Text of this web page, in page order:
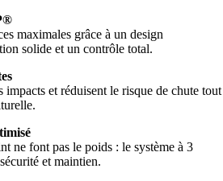
maximales grâce à un design
solide et un contrôle total.
et réduisent le risque de chute tout
ne font pas le poids : le système à 3
et maintien.